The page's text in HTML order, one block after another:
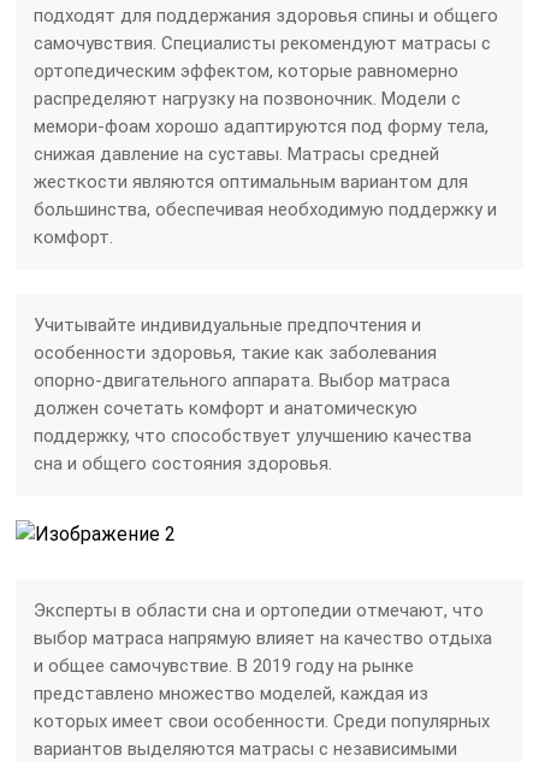
подходят для поддержания здоровья спины и общего
самочувствия. Специалисты рекомендуют матрасы с
ортопедическим эффектом, которые равномерно
распределяют нагрузку на позвоночник. Модели с
мемори-фоам хорошо адаптируются под форму тела,
снижая давление на суставы. Матрасы средней
жесткости являются оптимальным вариантом для
большинства, обеспечивая необходимую поддержку и
комфорт.
Учитывайте индивидуальные предпочтения и
особенности здоровья, такие как заболевания
опорно-двигательного аппарата. Выбор матраса
должен сочетать комфорт и анатомическую
поддержку, что способствует улучшению качества
сна и общего состояния здоровья.
Эксперты в области сна и ортопедии отмечают, что
выбор матраса напрямую влияет на качество отдыха
и общее самочувствие. В 2019 году на рынке
представлено множество моделей, каждая из
которых имеет свои особенности. Среди популярных
вариантов выделяются матрасы с независимыми